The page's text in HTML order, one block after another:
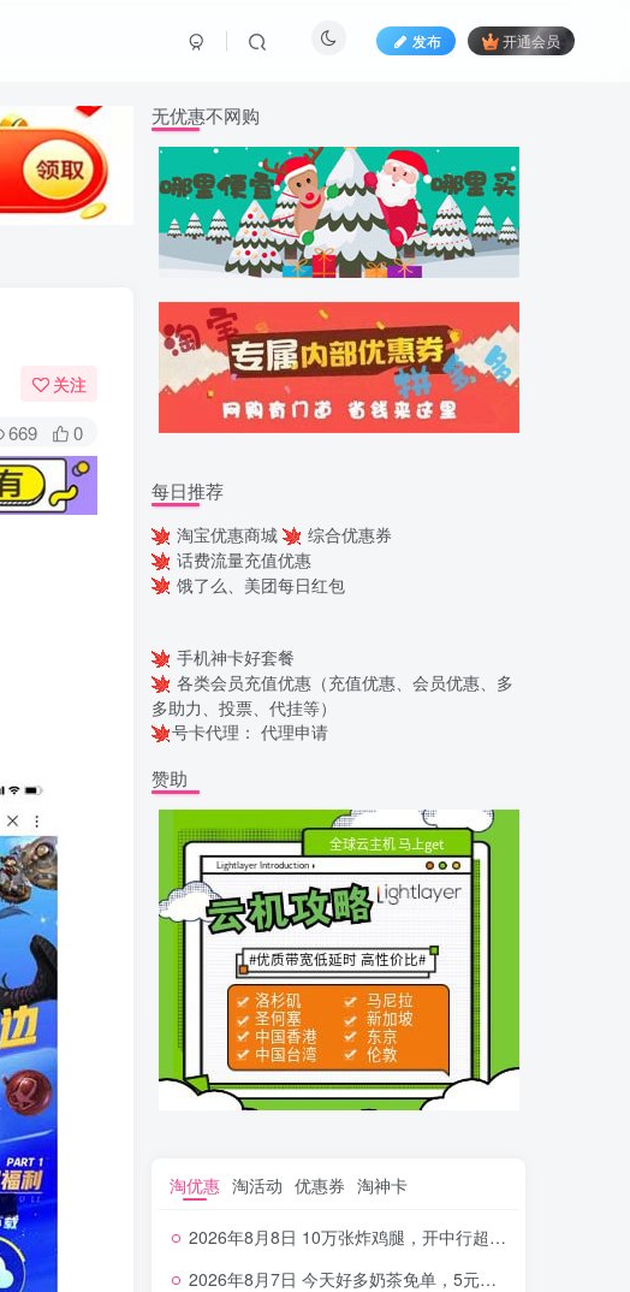
发布 开通会员
关注
669 0
无优惠不网购
每日推荐
淘宝优惠商城
综合优惠券
话费流量充值优惠
饿了么、美团每日红包
手机神卡好套餐
各类会员充值优惠（充值优惠、会员优惠、多
多助力、投票、代挂等）
号卡代理： 代理申请
赞助
淘优惠 淘活动 优惠券 淘神卡
2026年8月8日 10万张炸鸡腿，开中行超给利，美团奶茶0.01，加油券，千问1.8~18.8体验金等
2026年8月7日 今天好多奶茶免单，5元农行省钱卡，京东抢0.01沪上，邮储5.88元等